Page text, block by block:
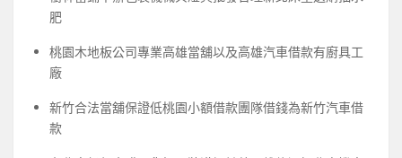
肥
桃園木地板公司專業高雄當舖以及高雄汽車借款有廚具工
廠
新竹合法當舖保證低桃園小額借款團隊借錢為新竹汽車借
款